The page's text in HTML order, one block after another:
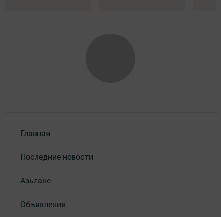
Главная
Последние новости
Азьлане
Объявления